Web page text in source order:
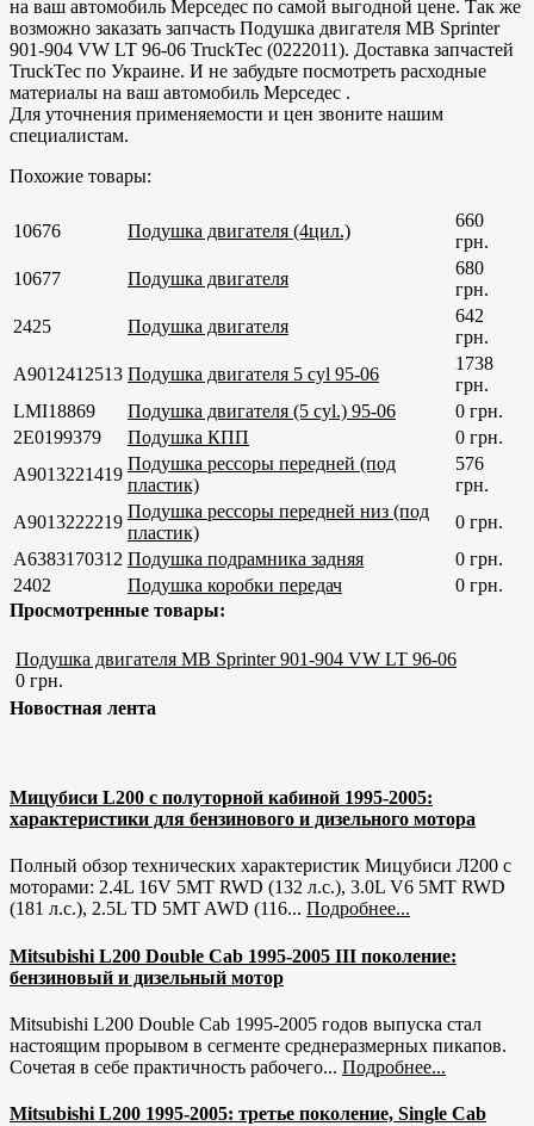
на ваш автомобиль Мерседес по самой выгодной цене. Так же
возможно заказать запчасть Подушка двигателя MB Sprinter
901-904 VW LT 96-06 TruckTec (0222011). Доставка запчастей
TruckTec по Украине. И не забудьте посмотреть расходные
материалы на ваш автомобиль Мерседес .
Для уточнения применяемости и цен звоните нашим
специалистам.
Похожие товары:
10676 Подушка двигателя (4цил.)
660
грн.
10677
Подушка двигателя
680
грн.
2425
Подушка двигателя
642
грн.
A9012412513 Подушка двигателя 5 cyl 95-06
1738
грн.
LMI18869
Подушка двигателя (5 cyl.) 95-06
0 грн.
2E0199379
Подушка КПП
0 грн.
A9013221419
Подушка рессоры передней (под
пластик)
576
грн.
A9013222219
Подушка рессоры передней низ (под
пластик)
0 грн.
A6383170312 Подушка подрамника задняя
0 грн.
2402
Подушка коробки передач
0 грн.
Просмотренные товары:
Подушка двигателя MB Sprinter 901-904 VW LT 96-06
0 грн.
Новостная лента
Мицубиси L200 с полуторной кабиной 1995-2005:
характеристики для бензинового и дизельного мотора
Полный обзор технических характеристик Мицубиси Л200 с
моторами: 2.4L 16V 5MT RWD (132 л.с.), 3.0L V6 5MT RWD
(181 л.с.), 2.5L TD 5MT AWD (116... Подробнее...
Mitsubishi L200 Double Cab 1995-2005 III поколение:
бензиновый и дизельный мотор
Mitsubishi L200 Double Cab 1995-2005 годов выпуска стал
настоящим прорывом в сегменте среднеразмерных пикапов.
Сочетая в себе практичность рабочего... Подробнее...
Mitsubishi L200 1995-2005: третье поколение, Single Cab